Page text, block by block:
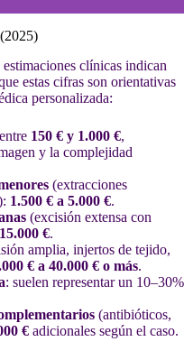
clínicas indican
estas cifras son orientativas
personalizada:
150 € y 1.000 €,
y la complejidad
(extracciones
1.500 € a 5.000 €.
(excisión extensa con
€.
amplia, injertos de tejido,
€ a 40.000 € o más.
: suelen representar un 10–30%
(antibióticos,
€ adicionales según el caso.